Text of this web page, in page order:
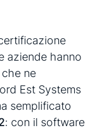
aziende hanno
ne
Est Systems
semplificato
: con il software